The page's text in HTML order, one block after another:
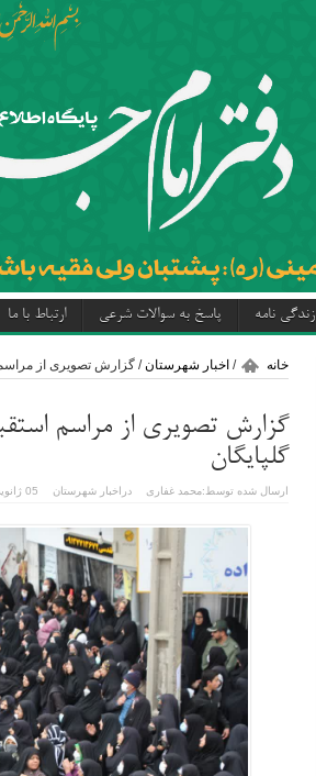
زندگی نامه پاسخ به سوالات شرعی ارتباط با ما
خانه / اخبار شهرستان/ گزارش تصویری از
گزارش تصویری از مراسم
گلپایگان
ارسال شده توسط:محمد غفاری در اخبار شهرستان